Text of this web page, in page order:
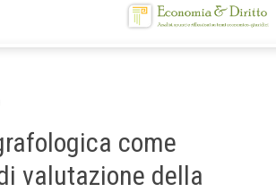
come
valutazione della